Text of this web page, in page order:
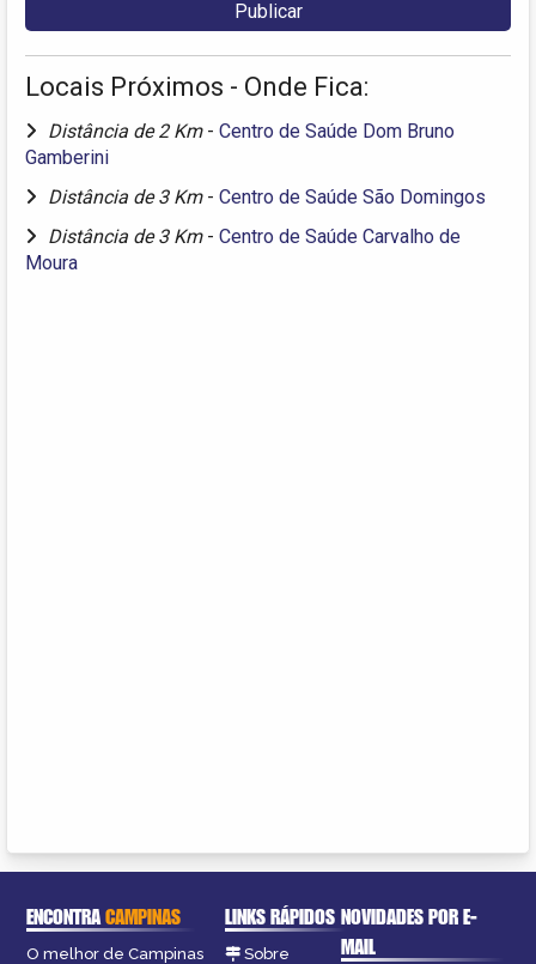
Locais Próximos - Onde Fica:
Distância de 2 Km - Centro de Saúde Dom Bruno
Gamberini
Distância de 3 Km - Centro de Saúde São Domingos
Distância de 3 Km - Centro de Saúde Carvalho de
Moura
ENCONTRACAMPINAS
O melhor de Campinas
LINKS RÁPIDOS
Sobre
NOVIDADES POR E-
MAIL